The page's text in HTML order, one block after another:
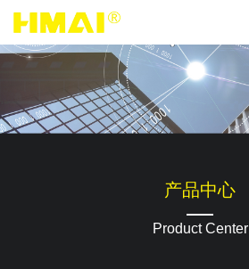
产品中心
Product Center